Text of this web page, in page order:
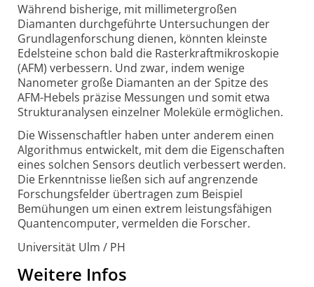
Während bisherige, mit millimetergroßen
Diamanten durchgeführte Untersuchungen der
Grundlagenforschung dienen, könnten kleinste
Edelsteine schon bald die Rasterkraftmikroskopie
(AFM) verbessern. Und zwar, indem wenige
Nanometer große Diamanten an der Spitze des
AFM-Hebels präzise Messungen und somit etwa
Strukturanalysen einzelner Moleküle ermöglichen.
Die Wissenschaftler haben unter anderem einen
Algorithmus entwickelt, mit dem die Eigenschaften
eines solchen Sensors deutlich verbessert werden.
Die Erkenntnisse ließen sich auf angrenzende
Forschungsfelder übertragen zum Beispiel
Bemühungen um einen extrem leistungsfähigen
Quantencomputer, vermelden die Forscher.
Universität Ulm / PH
Weitere Infos